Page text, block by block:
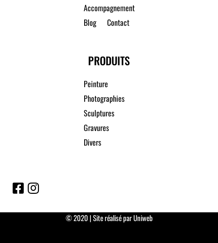
Accompagnement
Blog
Contact
PRODUITS
Peinture
Photographies
Sculptures
Gravures
Divers
© 2020 | Site réalisé par Uniweb